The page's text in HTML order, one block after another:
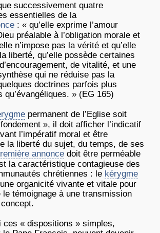
successivement quatre
essentielles de la
: « qu’elle exprime l’amour
préalable à l’obligation morale et
n’impose pas la vérité et qu’elle
liberté, qu’elle possède certaines
de vitalité, et une
qui ne réduise pas la
doctrines parfois plus
qu’évangéliques. » (EG 165)
permanent de l’Eglise soit
», il doit afficher l’indicatif
l’impératif moral et être
la liberté du sujet, du temps, de ses
annonce doit être perméable
la caractéristique contagieuse des
chrétiennes : le kérygme
organicité vivante et vitale pour
le témoignage à une transmission
ces « dispositions » simples,